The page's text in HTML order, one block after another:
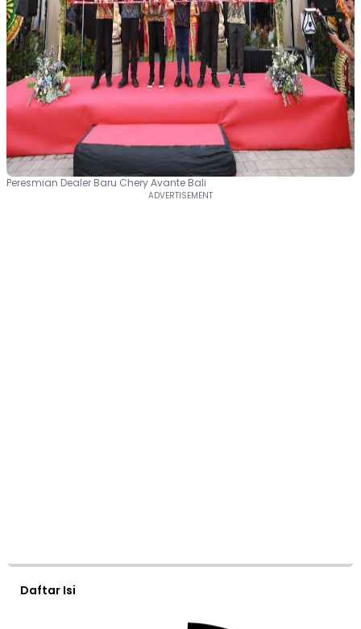
Peresmian Dealer Baru Chery Avante Bali
Daftar Isi